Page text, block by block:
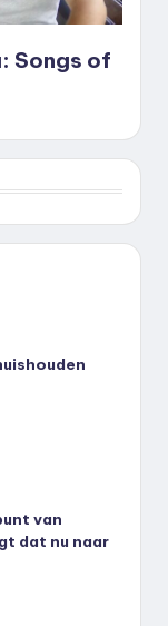
Songs of
van
dat nu naar